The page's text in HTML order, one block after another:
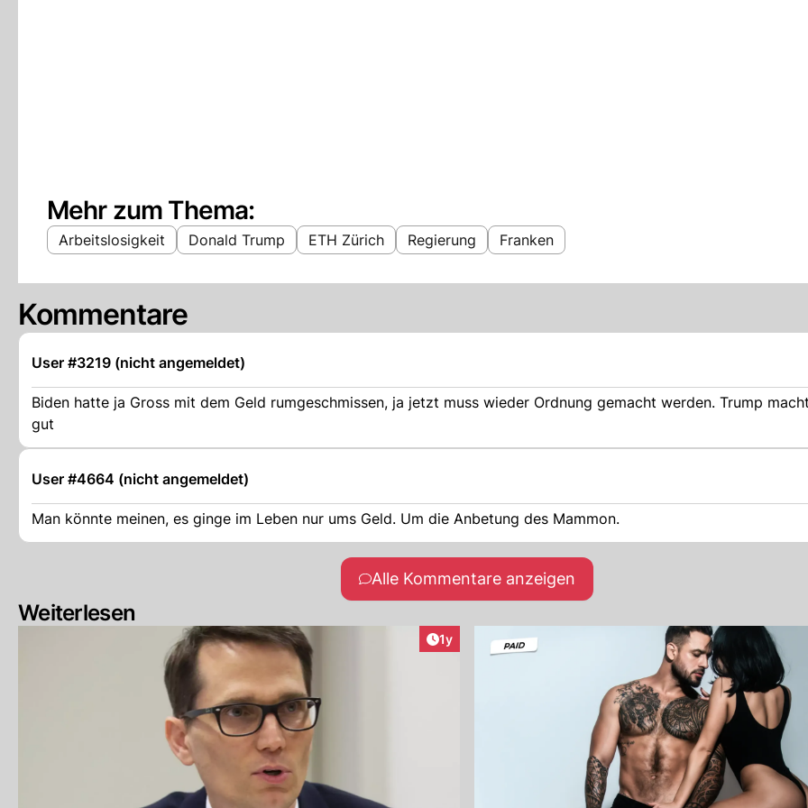
Mehr zum Thema:
Arbeitslosigkeit Donald Trump ETH Zürich Regierung Franken
Kommentare
User #3219 (nicht angemeldet)
Biden hatte ja Gross mit dem Geld rumgeschmissen, ja jetzt muss wieder Ordnung gemacht werden. Trump
gut
User #4664 (nicht angemeldet)
Man könnte meinen, es ginge im Leben nur ums Geld. Um die Anbetung des Mammon.
Alle Kommentare anzeigen
Weiterlesen
Artikel veröffentlicht:
1y